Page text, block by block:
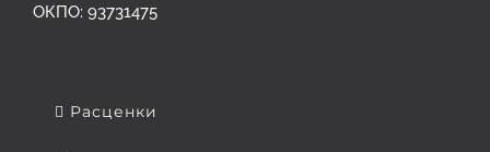
ОКПО: 93731475
Расценки